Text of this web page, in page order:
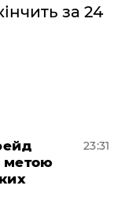
за 24
метою
23:31